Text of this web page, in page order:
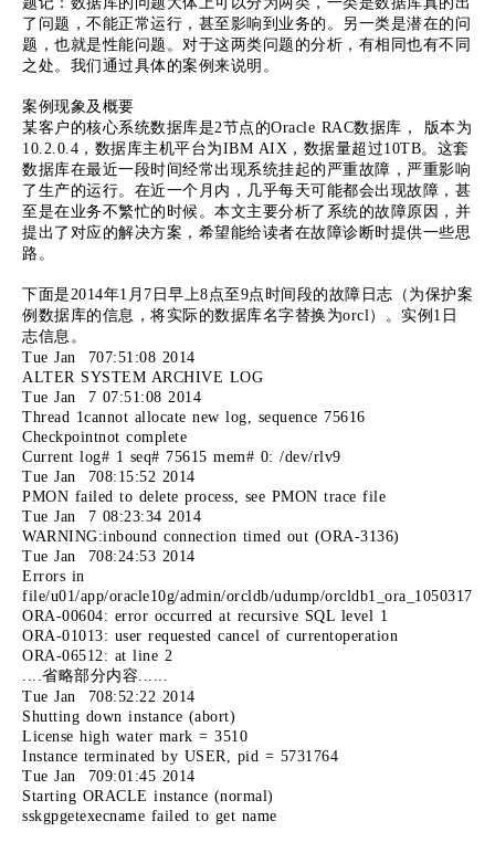
了问题，不能正常运行，甚至影响到业务的。另一类是潜在的问
题，也就是性能问题。对于这两类问题的分析，有相同也有不同
之处。我们通过具体的案例来说明。
案例现象及概要
某客户的核心系统数据库是2节点的Oracle RAC数据库， 版本为
10.2.0.4，数据库主机平台为IBM AIX，数据量超过10TB。这套
数据库在最近一段时间经常出现系统挂起的严重故障，严重影响
了生产的运行。在近一个月内，几乎每天可能都会出现故障，甚
至是在业务不繁忙的时候。本文主要分析了系统的故障原因，并
提出了对应的解决方案，希望能给读者在故障诊断时提供一些思
路。
下面是2014年1月7日早上8点至9点时间段的故障日志（为保护案
例数据库的信息，将实际的数据库名字替换为orcl）。实例1日
志信息。
Tue Jan 707:51:08 2014
ALTER SYSTEM ARCHIVE LOG
Tue Jan 7 07:51:08 2014
Thread 1cannot allocate new log, sequence 75616
Checkpointnot complete
Current log# 1 seq# 75615 mem# 0: /dev/rlv9
Tue Jan 708:15:52 2014
PMON failed to delete process, see PMON trace file
Tue Jan 7 08:23:34 2014
WARNING:inbound connection timed out (ORA-3136)
Tue Jan 708:24:53 2014
Errors in
file/u01/app/oracle10g/admin/orcldb/udump/
ORA-00604: error occurred at recursive SQL level 1
ORA-01013: user requested cancel of currentoperation
ORA-06512: at line 2
....省略部分内容......
Tue Jan 708:52:22 2014
Shutting down instance (abort)
License high water mark = 3510
Instance terminated by USER, pid = 5731764
Tue Jan 709:01:45 2014
Starting ORACLE instance (normal)
sskgpgetexecname failed to get name